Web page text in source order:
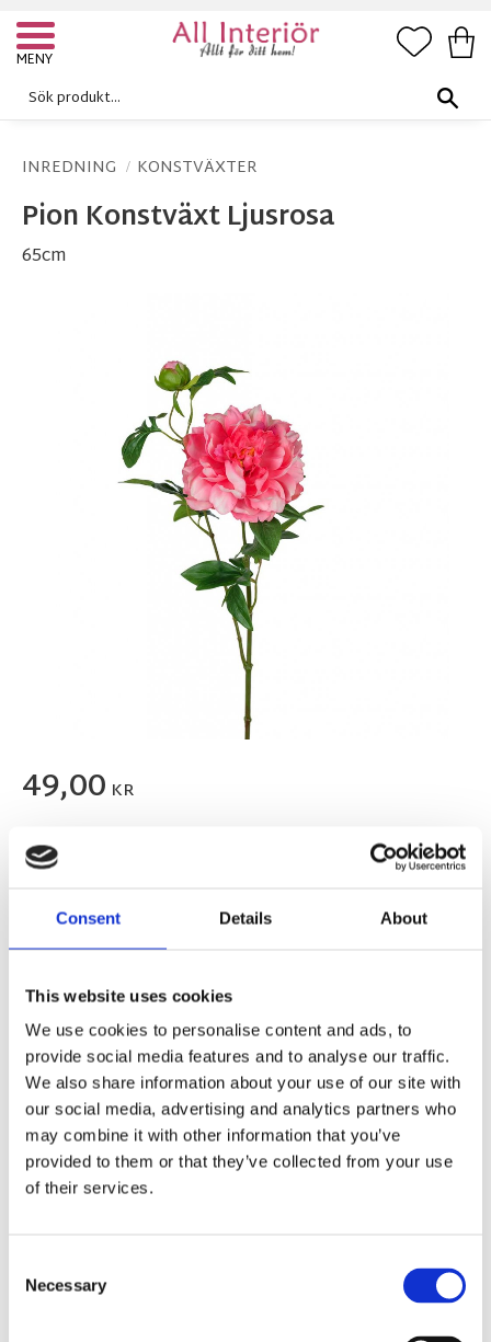
Consent Details About
This website uses cookies
We use cookies to personalise content and ads, to
provide social media features and to analyse our traffic.
We also share information about your use of our site with
our social media, advertising and analytics partners who
may combine it with other information that you’ve
provided to them or that they’ve collected from your use
of their services.
Selection
Necessary
Meny
INREDNING KONSTVÄXTER
Pion Konstväxt Ljusrosa
65cm
49,00 KR
FLER FÄRGER
Antal
st KÖP
Lagerstatus 2 st i lager Artikelnr 3680-21 Tillverkare
Mr Plant
Fri frakt över 995kr
Snabba leveranser
Enkel betalning med Klarna